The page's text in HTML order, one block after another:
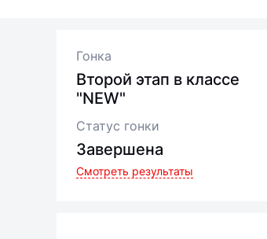
Гонка
Второй этап в классе
"NEW"
Статус гонки
Завершена
Смотреть результаты